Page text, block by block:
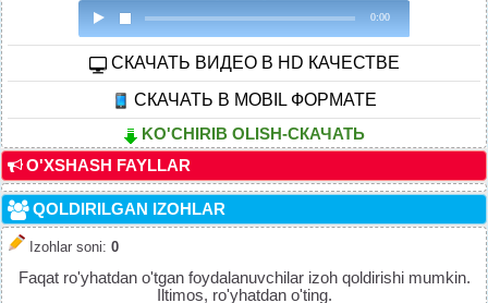
0:00
CКАЧАТЬ ВИДЕО В HD КАЧЕСТВЕ
СКАЧАТЬ В MOBIL ФОРМАТЕ
KO'CHIRIB OLISH-СКАЧАТЬ
O'XSHASH FAYLLAR
QOLDIRILGAN IZOHLAR
Izohlar soni: 0
Faqat ro'yhatdan o'tgan foydalanuvchilar izoh qoldirishi mumkin.
Iltimos, ro'yhatdan o'ting.